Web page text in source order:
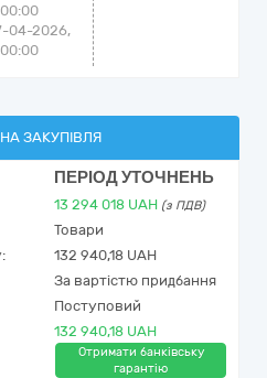
00:00
04-2026,
00:00
ЗАКУПІВЛЯ
ПЕРІОД УТОЧНЕНЬ
13 294 018 UAH (з ПДВ)
Товари
132 940,18 UAH
За вартістю придбання
Поступовий
132 940,18 UAH
Отримати банківську
гарантію